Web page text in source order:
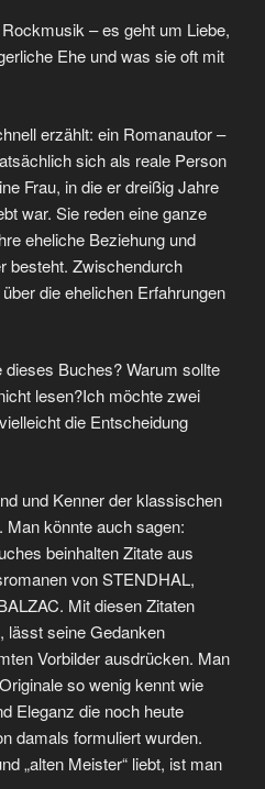
– es geht um Liebe,
Ehe und was sie oft mit
erzählt: ein Romanautor –
sich als reale Person
Frau, in die er dreißig Jahre
war. Sie reden eine ganze
eheliche Beziehung und
besteht. Zwischendurch
die ehelichen Erfahrungen
Buches? Warum sollte
lesen?Ich möchte zwei
die Entscheidung
und Kenner der klassischen
Man könnte auch sagen:
beinhalten Zitate aus
von STENDHAL,
Mit diesen Zitaten
lässt seine Gedanken
Vorbilder ausdrücken. Man
so wenig kennt wie
Eleganz die noch heute
damals formuliert wurden.
„alten Meister“ liebt, ist man